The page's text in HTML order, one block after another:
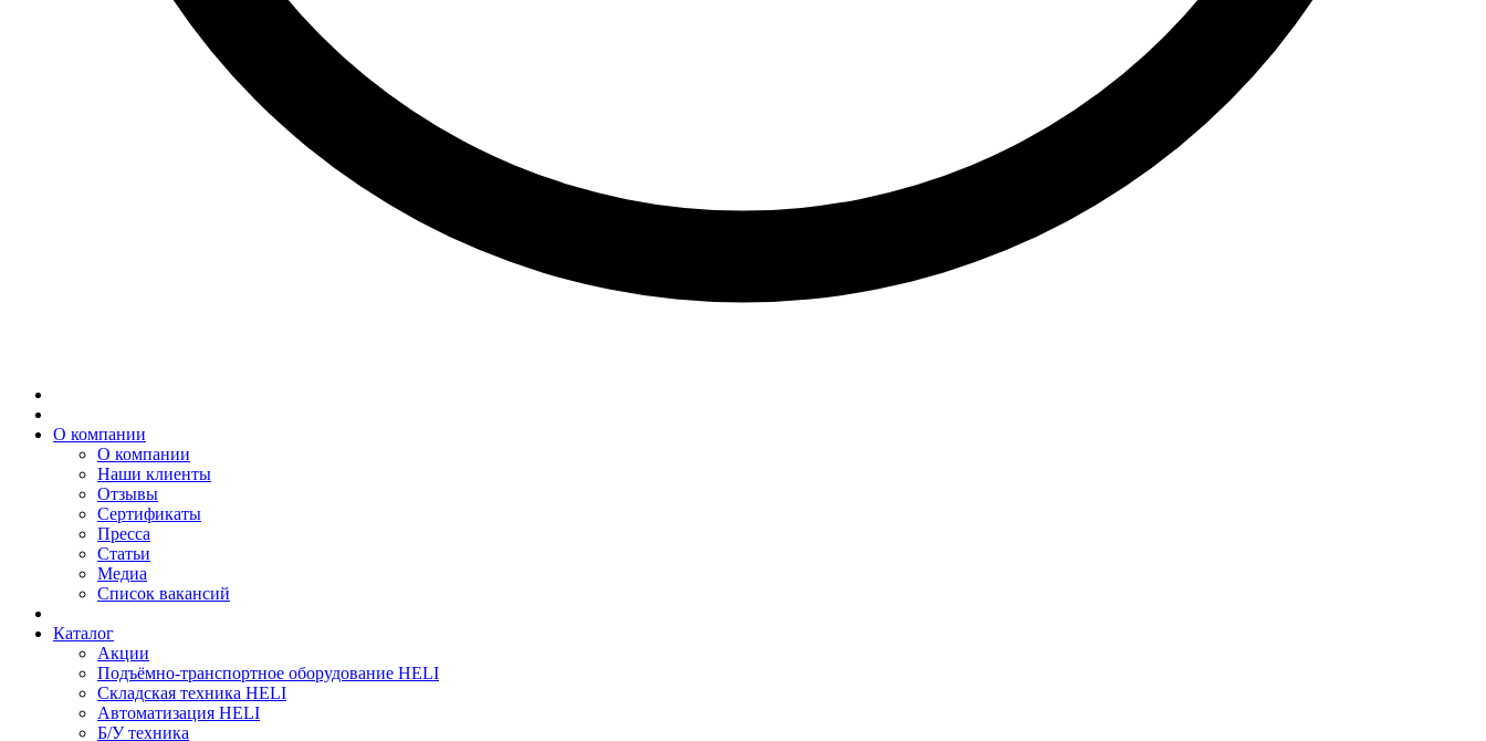
О компании
О компании
Наши клиенты
Отзывы
Сертификаты
Пресса
Статьи
Медиа
Список вакансий
Каталог
Акции
Подъёмно-транспортное оборудование HELI
Складская техника HELI
Автоматизация HELI
Б/У техника